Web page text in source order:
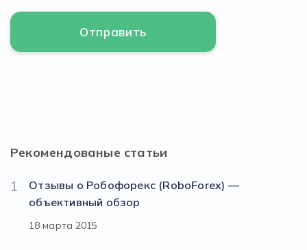
Рекомендованые статьи
1
Отзывы о Робофорекс (RoboForex) —
объективный обзор
18 марта 2015